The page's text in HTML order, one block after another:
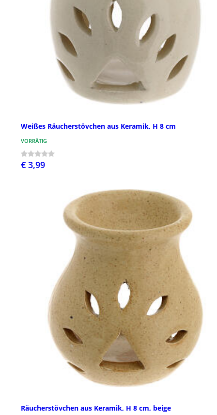
Weißes Räucherstövchen aus Keramik, H 8 cm
VORRÄTIG
€ 3,99
Räucherstövchen aus Keramik, H 8 cm, beige